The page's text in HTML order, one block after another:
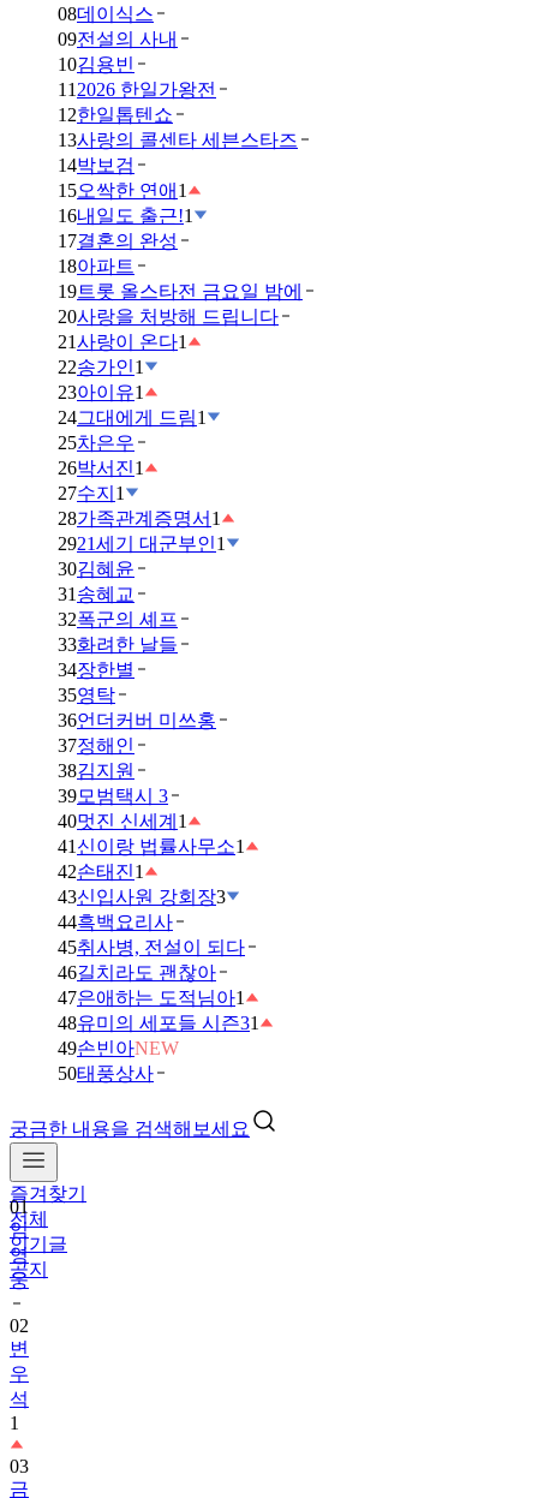
08데이식스
09전설의 사내
10김용빈
11 2026 한일가왕전
12한일톱텐쇼
13사랑의 콜센타 세븐스타즈
14박보검
15오싹한 연애 1
16내일도 출근!1
17결혼의 완성
18아파트
19트롯 올스타전 금요일 밤에
20사랑을 처방해 드립니다
21사랑이 온다1
22송가인1
23아이유1
24그대에게 드림1
25차은우
26박서진1
27수지 1
28가족관계증명서 1
2921세기 대군부인1
30김혜윤
31 송혜교
32폭군의 셰프
33화려한 날들
34장한별
35영탁
36언더커버 미쓰홍
37정해인
38김지원
39모범택시 3
40멋진 신세계 1
41 신이랑 법률사무소1
42손태진1
43신입사원 강회장3
44흑백요리사
45취사병, 전설이 되다
46길치라도 괜찮아
47은애하는 도적님아1
48유미의 세포들 시즌31
49손빈아NEW
50태풍상사
궁금한 내용을 검색해보세요
즐겨찾기
전체
인기글
공지
01
임
영
웅
02
변
우
석
1
03
금
타